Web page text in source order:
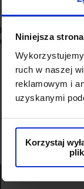
Niniejsza
ruch w naszej
reklamowym i
uzyskanymi
Korzystaj